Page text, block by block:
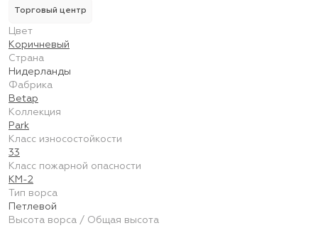
Торговый центр
Цвет
Коричневый
Страна
Нидерланды
Фабрика
Betap
Коллекция
Park
Класс износостойкости
33
Класс пожарной опасности
КМ-2
Тип ворса
Петлевой
Высота ворса / Общая высота